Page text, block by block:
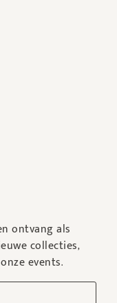
ontvang als
collecties,
events.